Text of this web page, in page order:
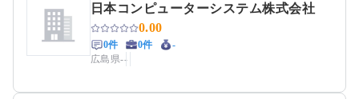
日本コンピューターシステム株式会社
0.00
0件 0件
-
広島県--